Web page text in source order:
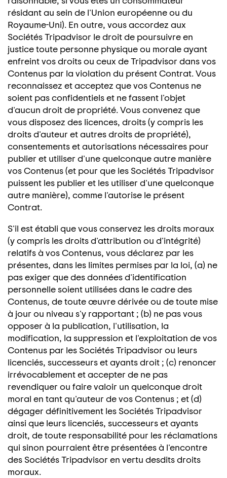
résidant au sein de l'Union européenne ou du
Royaume-Uni). En outre, vous accordez aux
Sociétés Tripadvisor le droit de poursuivre en
justice toute personne physique ou morale ayant
enfreint vos droits ou ceux de Tripadvisor dans vos
Contenus par la violation du présent Contrat. Vous
reconnaissez et acceptez que vos Contenus ne
soient pas confidentiels et ne fassent l'objet
d'aucun droit de propriété. Vous convenez que
vous disposez des licences, droits (y compris les
droits d'auteur et autres droits de propriété),
consentements et autorisations nécessaires pour
publier et utiliser d'une quelconque autre manière
vos Contenus (et pour que les Sociétés Tripadvisor
puissent les publier et les utiliser d'une quelconque
autre manière), comme l'autorise le présent
Contrat.
S'il est établi que vous conservez les droits moraux
(y compris les droits d'attribution ou d'intégrité)
relatifs à vos Contenus, vous déclarez par les
présentes, dans les limites permises par la loi, (a) ne
pas exiger que des données d'identification
personnelle soient utilisées dans le cadre des
Contenus, de toute œuvre dérivée ou de toute mise
à jour ou niveau s'y rapportant ; (b) ne pas vous
opposer à la publication, l'utilisation, la
modification, la suppression et l'exploitation de vos
Contenus par les Sociétés Tripadvisor ou leurs
licenciés, successeurs et ayants droit ; (c) renoncer
irrévocablement et accepter de ne pas
revendiquer ou faire valoir un quelconque droit
moral en tant qu'auteur de vos Contenus ; et (d)
dégager définitivement les Sociétés Tripadvisor
ainsi que leurs licenciés, successeurs et ayants
droit, de toute responsabilité pour les réclamations
qui sinon pourraient être présentées à l'encontre
des Sociétés Tripadvisor en vertu desdits droits
moraux.